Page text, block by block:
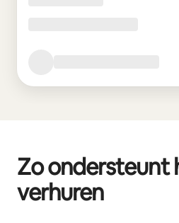
Zo ondersteunt
verhuren